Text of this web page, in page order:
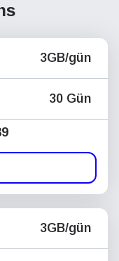
3GB/gün
30 Gün
3GB/gün